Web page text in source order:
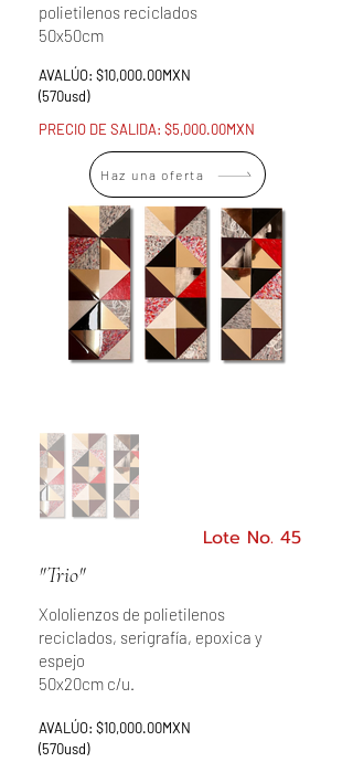
polietilenos reciclados
50x50cm
AVALÚO: $10,000.00MXN
(570usd)
PRECIO DE SALIDA: $5,000.00MXN
Haz una oferta
Lote No. 45
"Trio"
Xololienzos de polietilenos
reciclados, serigrafía, epoxica y
espejo
50x20cm c/u.
AVALÚO: $10,000.00MXN
(570usd)